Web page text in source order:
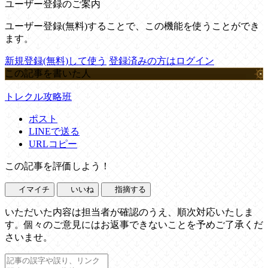
ユーザー登録のご案内
ユーザー登録(無料)することで、この機能を使うことができ
ます。
新規登録(無料)して使う 登録済みの方はログイン
この記事を書いた人
トレクル攻略班
ポスト
LINEで送る
URLコピー
この記事を評価しよう！
イマイチ いいね 指摘する
いただいた内容は担当者が確認のうえ、順次対応いたしま
す。個々のご意見にはお返事できないことを予めご了承くだ
さいませ。